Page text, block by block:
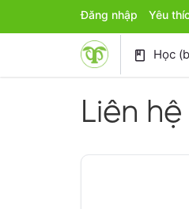
Đăng nhập Yêu
book Học
Liên hệ